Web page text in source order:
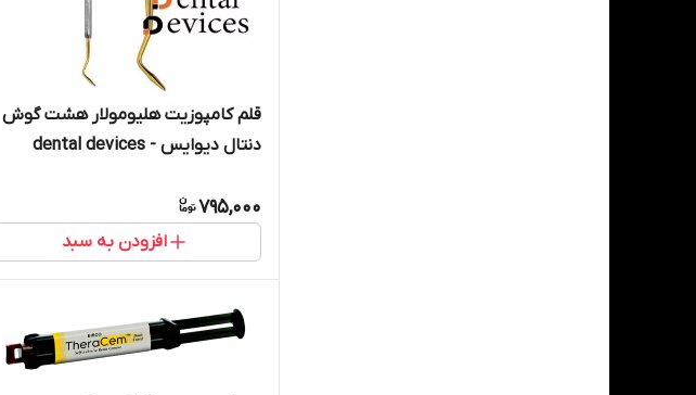
قلم کامپوزیت هلیومولار هشت گوش
دنتال دیوایس - dental devices
795,000
افزودن به سبد